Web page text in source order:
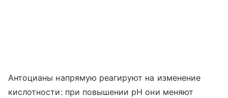
Антоцианы напрямую реагируют на изменение
кислотности: при повышении pH они меняют